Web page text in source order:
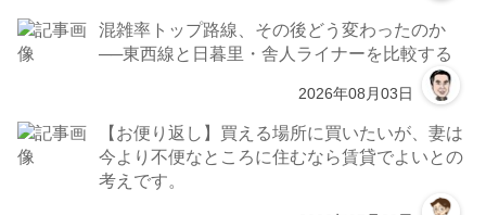
混雑率トップ路線、その後どう変わったのか
──東西線と日暮里・舎人ライナーを比較する
2026年08月03日
【お便り返し】買える場所に買いたいが、妻は
今より不便なところに住むなら賃貸でよいとの
考えです。